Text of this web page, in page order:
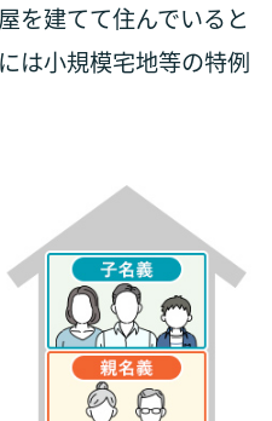
を建てて住んでいると
は小規模宅地等の特例